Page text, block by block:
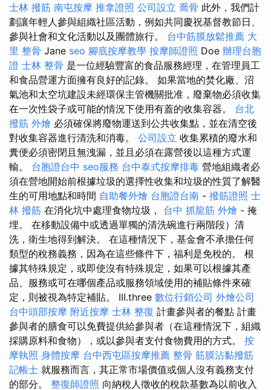
士林 撥筋 南屯按摩 推拿證照 公司設立 喬骨 此外，我們計
劃讓年輕人參與組織社區活動，例如共同慶祝基督教節日、
參與社會和文化活動以及團體旅行。 台中筋膜放鬆推薦 大
里 整骨 Jane seo 腳底按摩教學 按摩師證照 Doe 辦理台胞
證 士林 整骨 是一位經驗豐富的食品服務經理，在管理員工
和食品營運方面擁有良好的記錄。 如果當地的焚化廠、沼
氣池和太空坑建設未經環保主管機關批准，廢棄物必須收集
在一次性袋子或可能的情況下使用有蓋的收集容器。 台北
撥筋 外燴 必須確保將廢物運送到公共收集點，並在清空後
對收集容器進行清洗和消毒。 公司設立 收集累積的廢水和
糞便必須密閉且無洩漏，並且必須在露營後以這種方式運
輸。 台胞證台中 seo服務 台中泰式按摩排毒 營地組織者必
須在營地開始前根據垃圾的選擇性收集和垃圾的性質了解醫
生的可用地點和時間 自助餐外燴 台胞證台南 - 撥筋證照 士
林 撥筋 在消化坑中處理食物垃圾， 台中 抓龍筋 外燴 - 掩
埋。 在移動設備中或透過單獨的清洗碗進行兩階段）清
洗，衛生地得到解決。 在這種情況下，基金會不承擔任何
類型的稅務義務，因為在這些條件下，福利是免稅的。 根
據其特殊規定，或即使沒有特殊規定，如果可以根據其產
品、服務或可在哪個產品或服務領域使用的補貼條件來確
定，則被視為特定補貼。 III.three 數位行銷公司 外燴公司
台中頭部按摩 附近按摩 士林 整復 計畫參與者的餐點 計畫
參與者的膳食可以免費提供給參與者（在這種情況下，組織
採購原料和食物），或以參與者支付食物費用的方式。 按
摩執照 身體按摩 台中西屯區按摩推薦 整骨 筋膜沾黏撥筋
記帳士 就服務而言，其正常市場價值或個人沒有義務支付
的部分。 整復師證照 向納稅人徵收的稅款基數為以前收入